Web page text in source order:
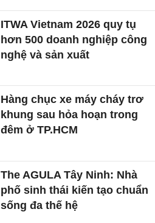
ITWA Vietnam 2026 quy tụ
hơn 500 doanh nghiệp công
nghệ và sản xuất
Hàng chục xe máy cháy trơ
khung sau hỏa hoạn trong
đêm ở TP.HCM
The AGULA Tây Ninh: Nhà
phố sinh thái kiến tạo chuẩn
sống đa thế hệ